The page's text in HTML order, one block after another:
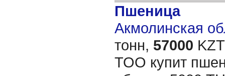
Пшеница
Акмолинская
тонн, 57000
ТОО купит